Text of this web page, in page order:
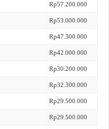
Rp57.200.000
Rp53.000.000
Rp47.300.000
Rp42.000.000
Rp30.200.000
Rp32.300.000
Rp29.500.000
Rp29.500.000